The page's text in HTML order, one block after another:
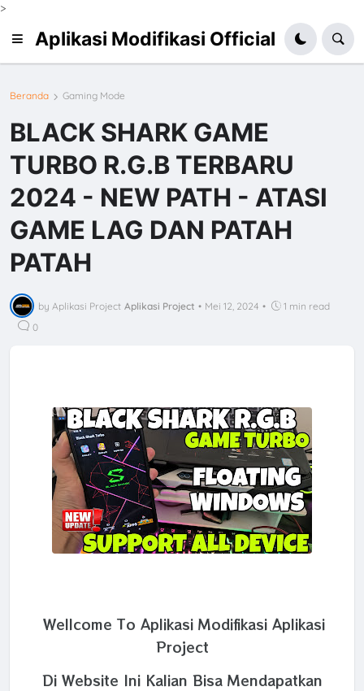
>
Aplikasi Modifikasi Official
Beranda Gaming Mode
BLACK SHARK GAME
TURBO R.G.B TERBARU
2024 - NEW PATH - ATASI
GAME LAG DAN PATAH
PATAH
by Aplikasi Project Aplikasi Project • Mei 12, 2024 •
1 min read
0
Wellcome To Aplikasi Modifikasi Aplikasi
Project
Di Website Ini Kalian Bisa Mendapatkan